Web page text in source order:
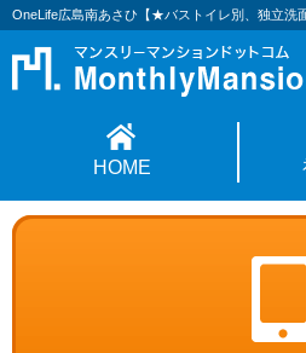
OneLife広島南あさひ【★バストイレ別、独立洗
HOME